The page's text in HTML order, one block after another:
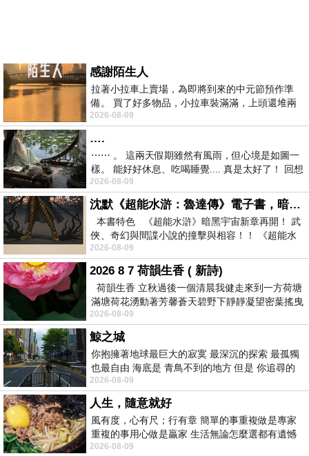
感謝陌生人
拉著小拉車上賣場，為即將到來的中元節預作準
備。 買了好多物品，小拉車裝滿滿，上頭還堆兩
紙箱。 雖辛苦了點，這點程度我一個人搬
2026-08-09
….
⋯⋯ 。 這兩天假期雖然有風雨，但心境是如圖一
樣。 能好好休息、吃喝睡覺.... 真是太好了！ 回想
起來，以前根本就很難有這
2026-08-09
沈默《超能水滸：魯達傳》電子書，暗黑宇宙新章，一一五年八月璀璨上架！
本書特色 《超能水滸》暗黑宇宙新章再開！ 武
俠、奇幻與間諜小說的撞擊與相容！！ 《超能水
滸》系列第四部
2026-08-09
2026 8 7 荷韻生香 ( 新詩)
荷韻生香 立秋過後一個清晨我健走來到一方荷塘
滿塘荷花湧動著芳馨蒼天碧野下靜靜凝望密葉搖曳
幽泉中復有蛙鳴嘓嘓水波裡搖曳
2026-08-09
鯨之城
你抱擁著地球最巨大的寂寞 最深沉的探索 最孤獨
也最自由 海底是 青鳥不到的地方 但是 你追尋的
幸福 可以比珍珠更
2026-08-09
人生，隨意就好
風有度，心有尺；行有章 簡單的事重複做是專家
重複的事用心做是贏家 生活無論怎麼選都有遺憾
所以開心就好 生活不會辜負認真
2026-08-09